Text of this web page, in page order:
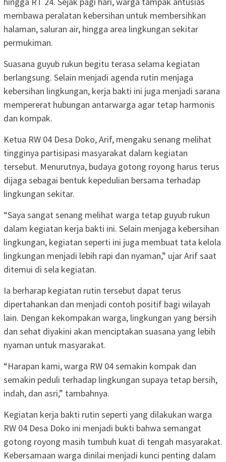
membawa peralatan kebersihan untuk membersihkan
halaman, saluran air, hingga area lingkungan sekitar
permukiman.
Suasana guyub rukun begitu terasa selama kegiatan
berlangsung. Selain menjadi agenda rutin menjaga
kebersihan lingkungan, kerja bakti ini juga menjadi sarana
mempererat hubungan antarwarga agar tetap harmonis
dan kompak.
Ketua RW 04 Desa Doko, Arif, mengaku senang melihat
tingginya partisipasi masyarakat dalam kegiatan
tersebut. Menurutnya, budaya gotong royong harus terus
dijaga sebagai bentuk kepedulian bersama terhadap
lingkungan sekitar.
“Saya sangat senang melihat warga tetap guyub rukun
dalam kegiatan kerja bakti ini. Selain menjaga kebersihan
lingkungan, kegiatan seperti ini juga membuat tata kelola
lingkungan menjadi lebih rapi dan nyaman,” ujar Arif saat
ditemui di sela kegiatan.
Ia berharap kegiatan rutin tersebut dapat terus
dipertahankan dan menjadi contoh positif bagi wilayah
lain. Dengan kekompakan warga, lingkungan yang bersih
dan sehat diyakini akan menciptakan suasana yang lebih
nyaman untuk masyarakat.
“Harapan kami, warga RW 04 semakin kompak dan
semakin peduli terhadap lingkungan supaya tetap bersih,
indah, dan asri,” tambahnya.
Kegiatan kerja bakti rutin seperti yang dilakukan warga
RW 04 Desa Doko ini menjadi bukti bahwa semangat
gotong royong masih tumbuh kuat di tengah masyarakat.
Kebersamaan warga dinilai menjadi kunci penting dalam